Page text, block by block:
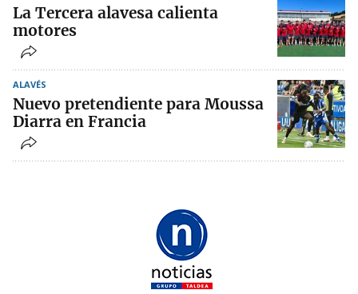
La Tercera alavesa calienta
motores
ALAVÉS
Nuevo pretendiente para Moussa
Diarra en Francia